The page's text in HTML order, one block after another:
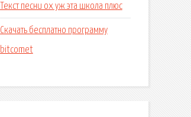
Текст песни ох уж эта школа плюс
Скачать бесплатно программу
bitcomet